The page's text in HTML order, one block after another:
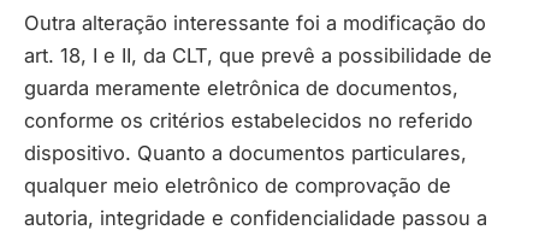
Outra alteração interessante foi a modificação do
art. 18, I e II, da CLT, que prevê a possibilidade de
guarda meramente eletrônica de documentos,
conforme os critérios estabelecidos no referido
dispositivo. Quanto a documentos particulares,
qualquer meio eletrônico de comprovação de
autoria, integridade e confidencialidade passou a